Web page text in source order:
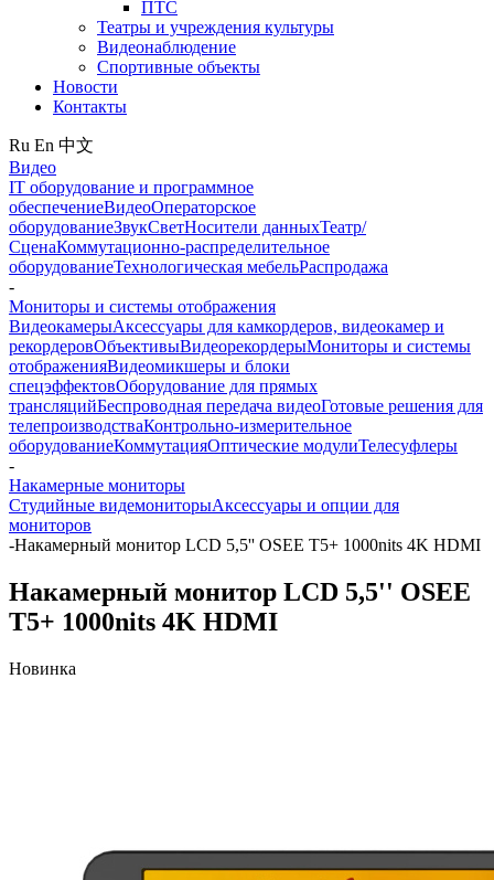
ПТС
Театры и учреждения культуры
Видеонаблюдение
Спортивные объекты
Новости
Контакты
Ru En 中文
Видео
IT оборудование и программное
обеспечениеВидеоОператорское
оборудованиеЗвукСветНосители данныхТеатр/
СценаКоммутационно-распределительное
оборудованиеТехнологическая мебельРаспродажа
-
Мониторы и системы отображения
ВидеокамерыАксессуары для камкордеров, видеокамер и
рекордеровОбъективыВидеорекордерыМониторы и системы
отображенияВидеомикшеры и блоки
спецэффектовОборудование для прямых
трансляцийБеспроводная передача видеоГотовые решения для
телепроизводстваКонтрольно-измерительное
оборудованиеКоммутацияОптические модулиТелесуфлеры
-
Накамерные мониторы
Студийные видемониторыАксессуары и опции для
мониторов
-Накамерный монитор LCD 5,5'' OSEE T5+ 1000nits 4K HDMI
Накамерный монитор LCD 5,5'' OSEE
T5+ 1000nits 4K HDMI
Новинка